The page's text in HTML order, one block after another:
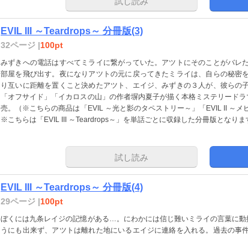
EVIL III ～Teardrops～ 分冊版(3)
32ページ |100pt
みずきへの電話はすべてミライに繋がっていた。アツトにそのことがバレ
部屋を飛び出す。夜になりアツトの元に戻ってきたミライは、自らの秘密
り互いに距離を置くこと決めたアツト、エイジ、みずきの３人が、彼らの
「オフサイド」「イカロスの山」の作者塀内夏子が描く本格ミステリード
売。（※こちらの商品は「EVIL ～光と影のタペストリー～」「EVIL II ～
※こちらは「EVIL III ～Teardrops～」を単話ごとに収録した分冊版となりま
試し読み
EVIL III ～Teardrops～ 分冊版(4)
29ページ |100pt
ぼくには九条レイジの記憶がある…。にわかには信じ難いミライの言葉に
うにも出来ず、アツトは離れた地にいるエイジに連絡を入れる。過去の事